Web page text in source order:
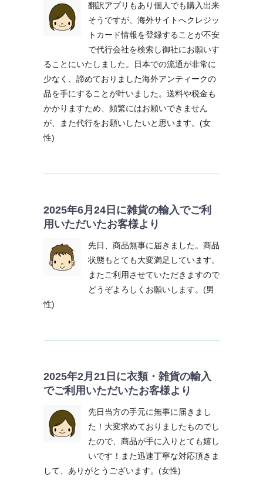
翻訳アプリもあり個人でも購入出来
そうですが、海外サイトへクレジッ
トカード情報を登録することが不安
で代行会社を検索し御社にお願いす
ることにいたしました。日本での流通が非常に
少なく、諦めておりました海外アンティークの
品を手にすることが叶いました。送料や税金も
かかりますため、頻繁にはお願いできません
が、また代行をお願いしたいと思います。(女
性)
2025年6月24日に雑貨の輸入でご利
用いただいたお客様より
先日、商品無事に届きました。商品
状態もとても大変満足しています。
またご利用させていただきますので
どうぞよろしくお願いします。(男
性)
2025年2月21日に衣類・雑貨の輸入
でご利用いただいたお客様より
先日当方の手元に無事に届きまし
た！大変求めておりましたものでし
たので、商品が手に入りとても嬉し
いです！また迅速丁寧な対応頂きま
して、ありがとうございます。(女性)